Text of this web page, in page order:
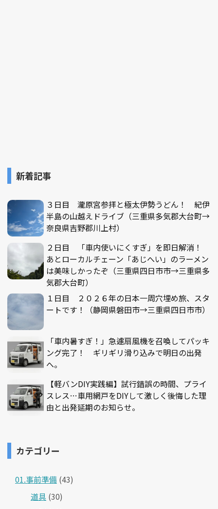
新着記事
３日目 瀧原宮参拝と極太伊勢うどん！ 紀伊
半島の山越えドライブ（三重県多気郡大台町→
奈良県吉野郡川上村）
２日目 「車内使いにくすぎ」を即日解消！
あとローカルチェーン「あじへい」のラーメン
は美味しかったぞ（三重県四日市市→三重県多
気郡大台町）
１日目 ２０２６年の日本一周穴埋め旅、スタ
ートです！（静岡県磐田市→三重県四日市市）
「車内暑すぎ！」急遽扇風機を召喚してパッキ
ング完了！ ギリギリ滑り込みで明日の出発
へ。
【軽バンDIY実践編】試行錯誤の時間、プライ
スレス…車用網戸をDIYして激しく後悔した理
由と出発延期のお知らせ。
カテゴリー
01.事前準備 (43)
道具 (30)